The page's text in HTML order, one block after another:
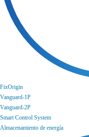
FixOrigin
Vanguard-1P
Vanguard-2P
Smart Control System
Almacenamiento de energía